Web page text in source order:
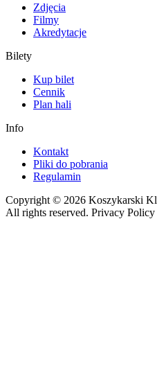
Zdjęcia
Filmy
Akredytacje
Bilety
Kup bilet
Cennik
Plan hali
Info
Kontakt
Pliki do pobrania
Regulamin
Copyright © 2026 Koszykarski
All rights reserved. Privacy Policy